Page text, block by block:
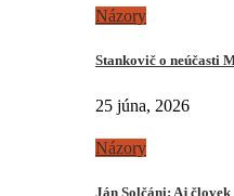
Názory
Stankovič o neúčasti
25 júna, 2026
Názory
Ján Solčáni: Aj